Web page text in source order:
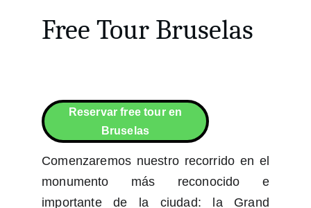
Free Tour Bruselas
Comenzaremos nuestro recorrido en el
monumento más reconocido e
importante de la ciudad: la Grand
Reservar free tour en
Bruselas